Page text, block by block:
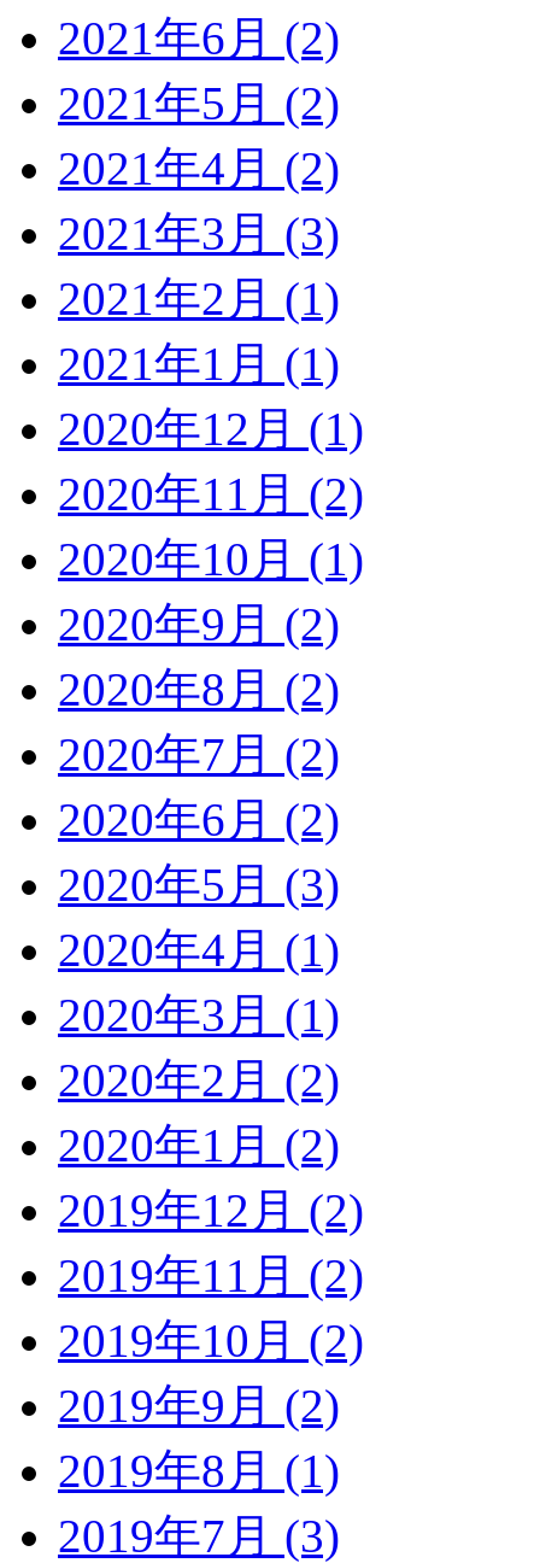
2021年6月 (2)
2021年5月 (2)
2021年4月 (2)
2021年3月 (3)
2021年2月 (1)
2021年1月 (1)
2020年12月 (1)
2020年11月 (2)
2020年10月 (1)
2020年9月 (2)
2020年8月 (2)
2020年7月 (2)
2020年6月 (2)
2020年5月 (3)
2020年4月 (1)
2020年3月 (1)
2020年2月 (2)
2020年1月 (2)
2019年12月 (2)
2019年11月 (2)
2019年10月 (2)
2019年9月 (2)
2019年8月 (1)
2019年7月 (3)